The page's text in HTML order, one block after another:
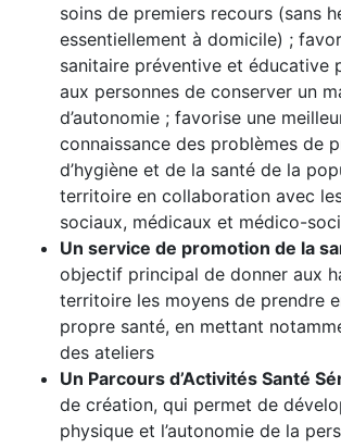
soins de premiers recours (sans
essentiellement à domicile) ;
sanitaire préventive et éducative
aux personnes de conserver un
d’autonomie ; favorise une
connaissance des problèmes de
d’hygiène et de la santé de la
territoire en collaboration avec
sociaux, médicaux et médico-
Un service de promotion de la
objectif principal de donner aux
territoire les moyens de prendre
propre santé, en mettant
des ateliers
Un Parcours d’Activités Santé
de création, qui permet de
physique et l’autonomie de la